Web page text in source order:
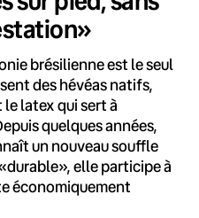
brésilienne est le seul
des hévéas natifs,
latex qui sert à
quelques années,
un nouveau souffle
elle participe à
économiquement